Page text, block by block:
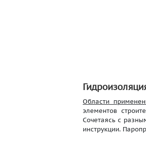
Области
элементов
Сочетаясь с
инструкции.